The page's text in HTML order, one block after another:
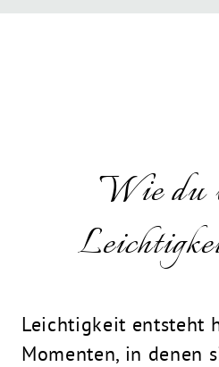
Wie du
Leichtigkeit entsteht
Momenten, in denen